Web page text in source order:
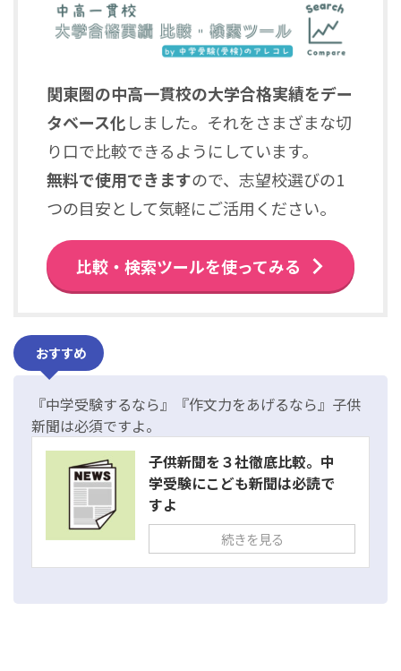
関東圏の中高一貫校の大学合格実績をデー
タベース化しました。それをさまざまな切
り口で比較できるようにしています。
無料で使用できますので、志望校選びの1
つの目安として気軽にご活用ください。
比較・検索ツールを使ってみる
おすすめ
『中学受験するなら』『作文力をあげるなら』子供
新聞は必須ですよ。
子供新聞を３社徹底比較。中
学受験にこども新聞は必読で
すよ
続きを見る